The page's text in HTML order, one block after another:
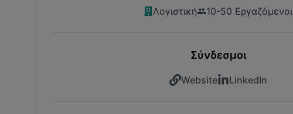
Λογιστική 10-50 Εργαζόμενοι
Σύνδεσμοι
Website LinkedIn